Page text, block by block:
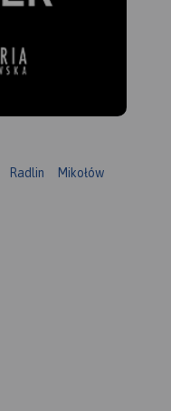
Radlin
Mikołów